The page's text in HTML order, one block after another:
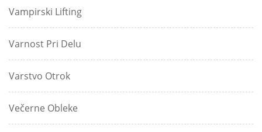
Vampirski Lifting
Varnost Pri Delu
Varstvo Otrok
Večerne Obleke